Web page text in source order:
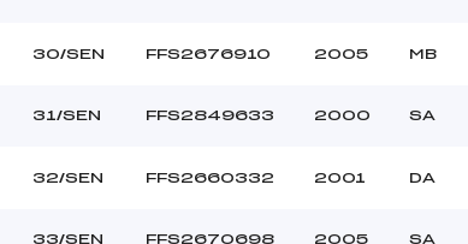
30/SEN FFS2676910 2005 MB
31/SEN FFS2849633 2000 SA
32/SEN FFS2660332 2001 DA
33/SEN FFS2670698 2005 SA